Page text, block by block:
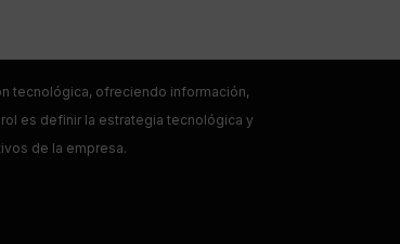
tecnológica, ofreciendo información,
es definir la estrategia tecnológica y
de la empresa.